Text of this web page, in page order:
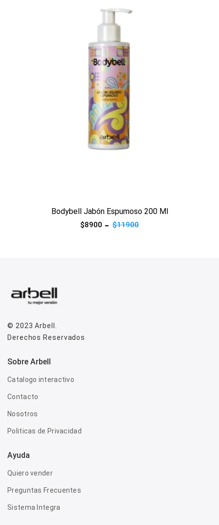
Bodybell Jabón Espumoso 200 Ml
$8900 $11900
© 2023Arbell
Derechos Reservados
Sobre Arbell
Catalogo interactivo
Contacto
Nosotros
Politicas de Privacidad
Ayuda
Quiero vender
Preguntas Frecuentes
Sistema Integra